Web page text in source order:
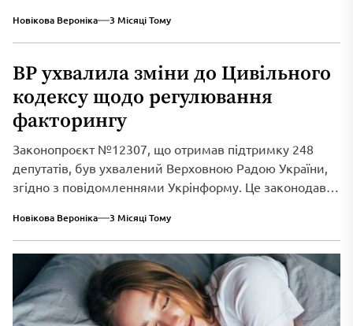
Новікова Вероніка 3 Місяці Тому
ВР ухвалила зміни до Цивільного
кодексу щодо регулювання
факторингу
Законопроєкт №12307, що отримав підтримку 248
депутатів, був ухвалений Верховною Радою України,
згідно з повідомленнями Укрінформу. Це законодавче
Новікова Вероніка 3 Місяці Тому